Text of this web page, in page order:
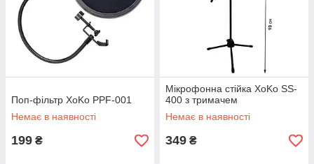
Поп-фільтр XoKo PPF-001
Немає в наявності
199 ₴
Мікрофонна стійка XoKo SS-
400 з тримачем
Немає в наявності
349 ₴